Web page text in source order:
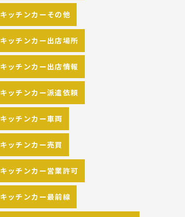
キッチンカーの出店 […]
キッチンカーその他
キッチンカー出店場所
キッチンカー出店情報
キッチンカー派遣依頼
キッチンカー車両
キッチンカー売買
キッチンカー営業許可
キッチンカー最前線